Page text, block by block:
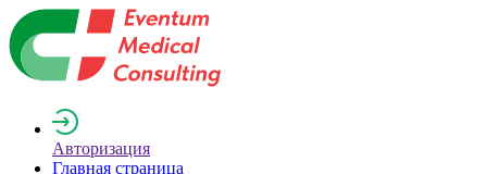
Авторизация
Главная страница